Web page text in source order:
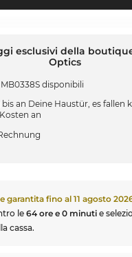
esclusivi della
Optics
disponibili
an Deine Haustür, es fallen
an
garantita fino al11 agosto
le64 ore e 0 minuti e
cassa.